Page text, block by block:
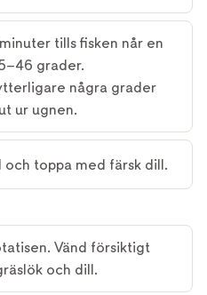
tills fisken når en
grader.
några grader
ur ugnen.
toppa med färsk dill.
Vänd försiktigt
och dill.